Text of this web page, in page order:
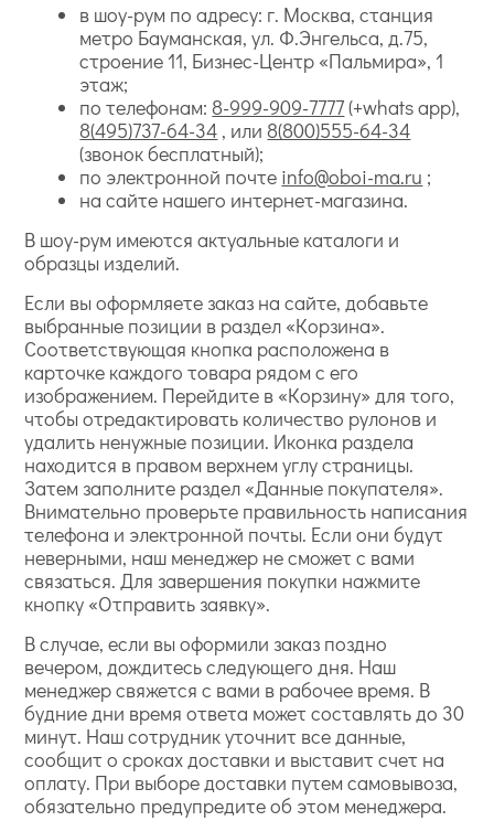
в шоу-рум по адресу: г. Москва, станция
метро Бауманская, ул. Ф.Энгельса, д.75,
строение 11, Бизнес-Центр «Пальмира», 1
этаж;
по телефонам: 8-999-909-7777(+whats app),
8(495)737-64-34 , или 8(800)555-64-34
(звонок бесплатный);
по электронной почте info@oboi-ma.ru ;
на сайте нашего интернет-магазина.
В шоу-рум имеются актуальные каталоги и
образцы изделий.
Если вы оформляете заказ на сайте, добавьте
выбранные позиции в раздел «Корзина».
Соответствующая кнопка расположена в
карточке каждого товара рядом с его
изображением. Перейдите в «Корзину» для того,
чтобы отредактировать количество рулонов и
удалить ненужные позиции. Иконка раздела
находится в правом верхнем углу страницы.
Затем заполните раздел «Данные покупателя».
Внимательно проверьте правильность написания
телефона и электронной почты. Если они будут
неверными, наш менеджер не сможет с вами
связаться. Для завершения покупки нажмите
кнопку «Отправить заявку».
В случае, если вы оформили заказ поздно
вечером, дождитесь следующего дня. Наш
менеджер свяжется с вами в рабочее время. В
будние дни время ответа может составлять до 30
минут. Наш сотрудник уточнит все данные,
сообщит о сроках доставки и выставит счет на
оплату. При выборе доставки путем самовывоза,
обязательно предупредите об этом менеджера.